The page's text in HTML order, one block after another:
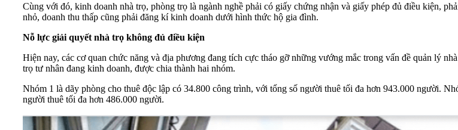
Cùng với đó, kinh doanh nhà trọ, phòng trọ là ngành nghề phải có giấy chứng nhận và giấy phép đủ điều kiện,
nhỏ, doanh thu thấp cũng phải đăng kí kinh doanh dưới hình thức hộ gia đình.
Nỗ lực giải quyết nhà trọ không đủ điều kiện
Hiện nay, các cơ quan chức năng và địa phương đang tích cực tháo gỡ những vướng mắc trong vấn đề quản lý
trọ tư nhân đang kinh doanh, được chia thành hai nhóm.
Nhóm 1 là dãy phòng cho thuê độc lập có 34.800 công trình, với tổng số người thuê tối đa hơn 943.000 người.
người thuê tối đa hơn 486.000 người.